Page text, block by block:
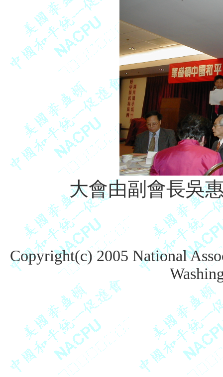
大會由副會長吳
Copyright(c) 2005 National